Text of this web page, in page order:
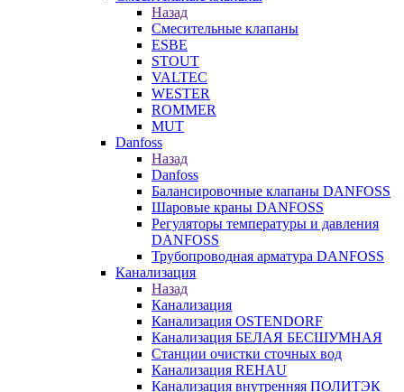
Назад
Смесительные клапаны
ESBE
STOUT
VALTEC
WESTER
ROMMER
MUT
Danfoss
Назад
Danfoss
Балансировочные клапаны DANFOSS
Шаровые краны DANFOSS
Регуляторы температуры и давления
DANFOSS
Трубопроводная арматура DANFOSS
Канализация
Назад
Канализация
Канализация OSTENDORF
Канализация БЕЛАЯ БЕСШУМНАЯ
Станции очистки сточных вод
Канализация REHAU
Канализация внутренняя ПОЛИТЭК